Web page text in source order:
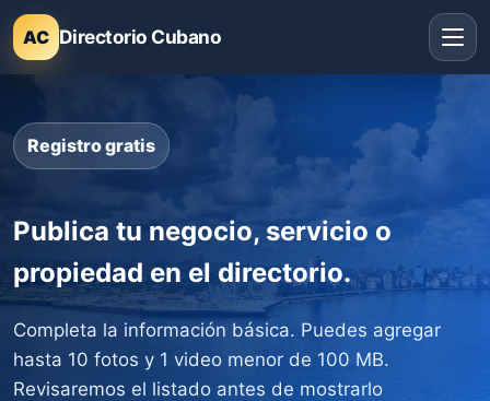
AC Directorio Cubano
Registro gratis
Publica tu negocio, servicio o
propiedad en el directorio.
Completa la información básica. Puedes agregar
hasta 10 fotos y 1 video menor de 100 MB.
Revisaremos el listado antes de mostrarlo